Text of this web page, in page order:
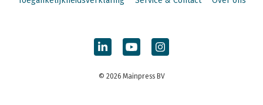
© 2026 Mainpress BV